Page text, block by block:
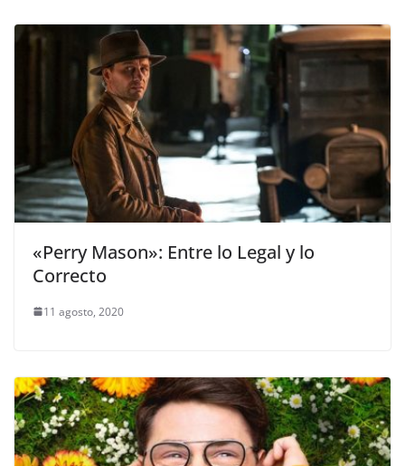
«Perry Mason»: Entre lo Legal y lo
Correcto
11 agosto, 2020